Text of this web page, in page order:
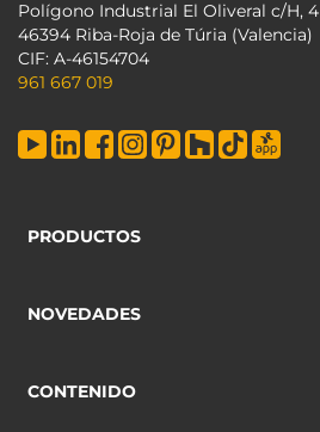
Polígono Industrial El Oliveral c/H, 4
46394 Riba-Roja de Túria (Valencia)
CIF: A-46154704
961 667 019
PRODUCTOS
NOVEDADES
CONTENIDO